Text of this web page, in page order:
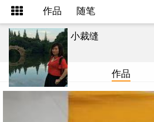
作品 随笔
小裁缝
作品